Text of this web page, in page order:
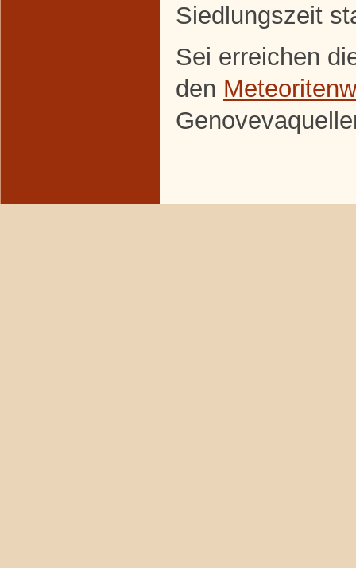
Siedlungszeit
Sei erreichen
den